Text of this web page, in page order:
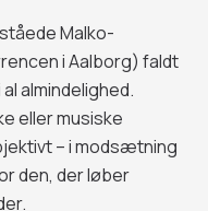
Malko-
i Aalborg) faldt
almindelighed.
eller musiske
– i modsætning
den, der løber